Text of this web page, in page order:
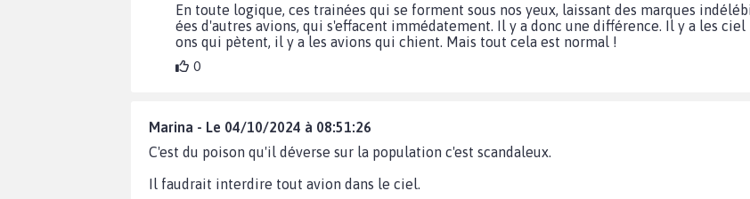
En toute logique, ces trainées qui se forment sous nos yeux, laissant des marques
ées d'autres avions, qui s'effacent immédatement. Il y a donc une différence. Il y a les
ons qui pètent, il y a les avions qui chient. Mais tout cela est normal !
0
Marina - Le 04/10/2024 à 08:51:26
C'est du poison qu'il déverse sur la population c'est scandaleux.
Il faudrait interdire tout avion dans le ciel.